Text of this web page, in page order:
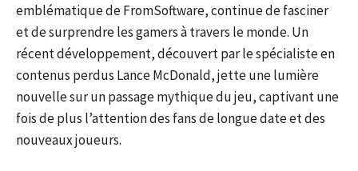
emblématique de FromSoftware, continue de fasciner
et de surprendre les gamers à travers le monde. Un
récent développement, découvert par le spécialiste en
contenus perdus Lance McDonald, jette une lumière
nouvelle sur un passage mythique du jeu, captivant une
fois de plus l’attention des fans de longue date et des
nouveaux joueurs.